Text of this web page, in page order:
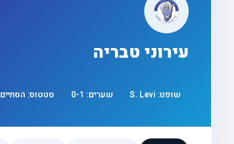
עירוני טבריה
שופט: S. Levi שערים: 0-1 סטטוס: הסתיים